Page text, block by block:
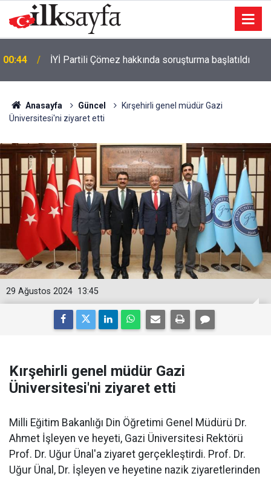
00:44 İYİ Partili Çömez hakkında soruşturma başlatıldı
Anasayfa Güncel
Kırşehirli genel müdür Gazi
Üniversitesi'ni ziyaret etti
13:45
29 Ağustos 2024
Kırşehirli genel müdür Gazi
Üniversitesi'ni ziyaret etti
Milli Eğitim Bakanlığı Din Öğretimi Genel Müdürü Dr.
Ahmet İşleyen ve heyeti, Gazi Üniversitesi Rektörü
Prof. Dr. Uğur Ünal'a ziyaret gerçekleştirdi. Prof. Dr.
Uğur Ünal, Dr. İşleyen ve heyetine nazik ziyaretlerinden